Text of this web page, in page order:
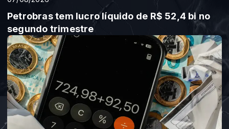
Petrobras tem lucro líquido de R$ 52,4 bi no
segundo trimestre